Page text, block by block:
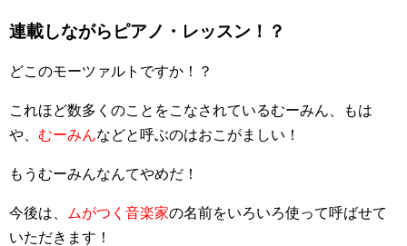
連載しながらピアノ・レッスン！？
どこのモーツァルトですか！？
これほど数多くのことをこなされているむーみん、もは
や、 むーみんなどと呼ぶのはおこがましい！
もうむーみんなんてやめだ！
今後は、 ムがつく音楽家の名前をいろいろ使って呼ばせて
いただきます！